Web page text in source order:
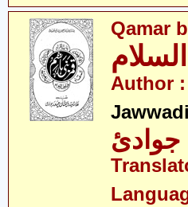
Qamar
Author :
Jawwadi
جوادئ